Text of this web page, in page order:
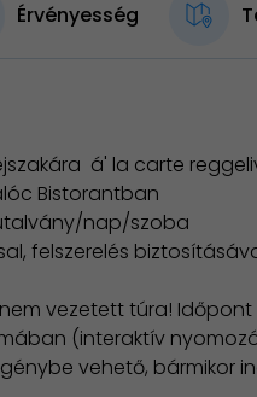
Érvényesség
á' la carte
Bistorantban
nap/szoba
felszerelés
vezetett túra!
(interaktív
vehető, bármikor